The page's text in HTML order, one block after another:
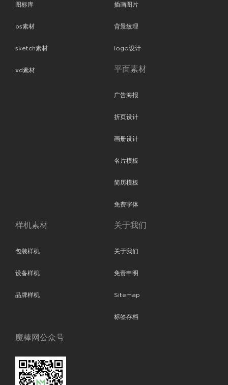
图标库
ps素材
sketch素材
xd素材
插画图片
背景纹理
logo设计
平面素材
广告海报
折页设计
画册设计
名片模板
简历模板
免费字体
样机素材
包装样机
设备样机
品牌样机
关于我们
关于我们
免责申明
Sitemap
标签存档
魔棒网公众号